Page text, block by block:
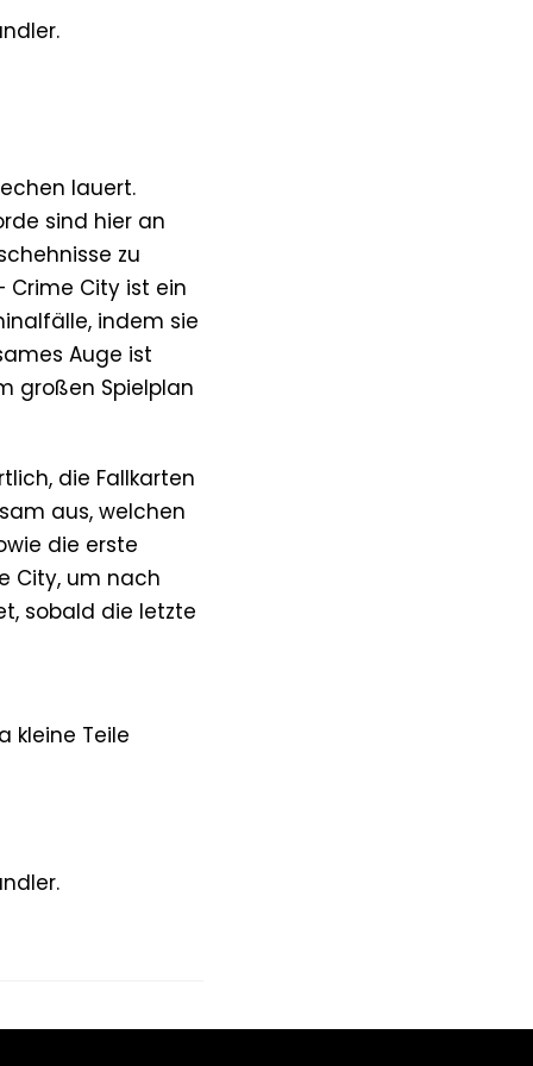
lauert.
sind hier an
zu
Crime City ist ein
indem sie
Auge ist
großen Spielplan
die Fallkarten
aus, welchen
die erste
City, um nach
sobald die letzte
kleine Teile